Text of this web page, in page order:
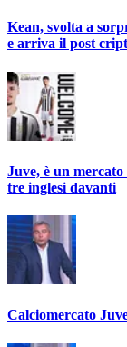
Kean, svolta a
e arriva il post
Juve, è un
tre inglesi davanti
Calciomercato